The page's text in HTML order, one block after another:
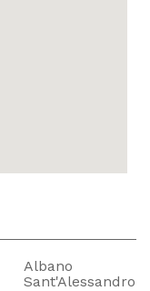
Albano
Sant'Alessandro